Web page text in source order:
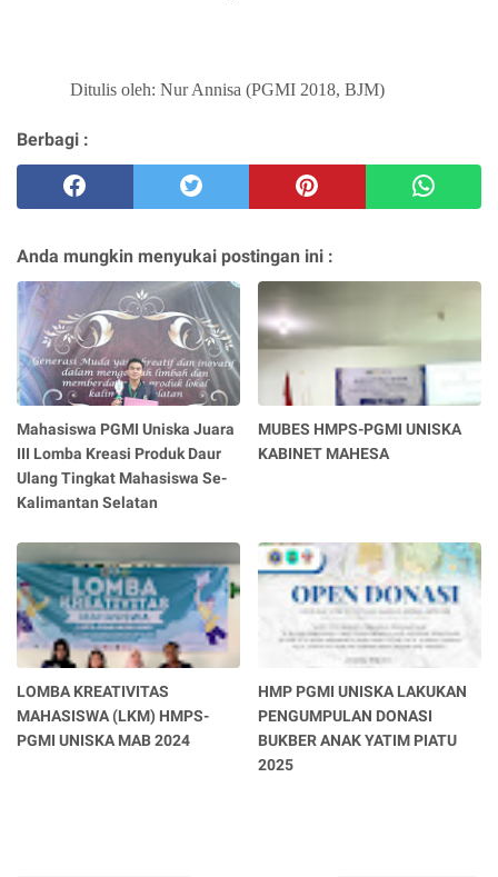
Ditulis oleh: Nur Annisa (PGMI 2018, BJM)
Berbagi :
Anda mungkin menyukai postingan ini :
Mahasiswa PGMI Uniska Juara
III Lomba Kreasi Produk Daur
Ulang Tingkat Mahasiswa Se-
Kalimantan Selatan
MUBES HMPS-PGMI UNISKA
KABINET MAHESA
LOMBA KREATIVITAS
MAHASISWA (LKM) HMPS-
PGMI UNISKA MAB 2024
HMP PGMI UNISKA LAKUKAN
PENGUMPULAN DONASI
BUKBER ANAK YATIM PIATU
2025